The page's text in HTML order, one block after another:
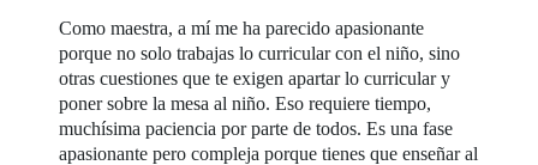
Como maestra, a mí me ha parecido apasionante
porque no solo trabajas lo curricular con el niño, sino
otras cuestiones que te exigen apartar lo curricular y
poner sobre la mesa al niño. Eso requiere tiempo,
muchísima paciencia por parte de todos. Es una fase
apasionante pero compleja porque tienes que enseñar al